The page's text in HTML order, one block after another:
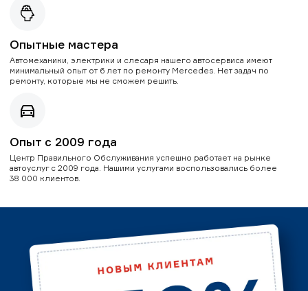
Опытные мастера
Автомеханики, электрики и слесаря нашего автосервиса имеют
минимальный опыт от 6 лет по ремонту Mercedes. Нет задач по
ремонту, которые мы не сможем решить.
Опыт с 2009 года
Центр Правильного Обслуживания успешно работает на рынке
автоуслуг с 2009 года. Нашими услугами воспользовались более
38 000 клиентов.